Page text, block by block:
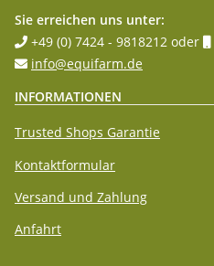
Sie erreichen uns unter:
+49 (0) 7424 - 9818212 oder
info@equifarm.de
INFORMATIONEN
Trusted Shops Garantie
Kontaktformular
Versand und Zahlung
Anfahrt